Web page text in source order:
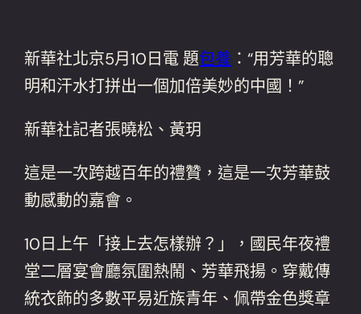
新華社北京5月10日電 題包養 ：“用芳華的聰
明和汗水打拼出一個加倍美妙的中國！”
新華社記者張曉松、黃玥
這是一次跨越百年的禮贊，這是一次芳華鼓
動感動的嘉會。
10日上午「接上去怎樣辦？」，國民年夜禮
堂二層宴會廳氛圍熱鬧、芳華飛揚。穿戴傳
統衣飾的多數平易近族青年、佩帶金色獎章